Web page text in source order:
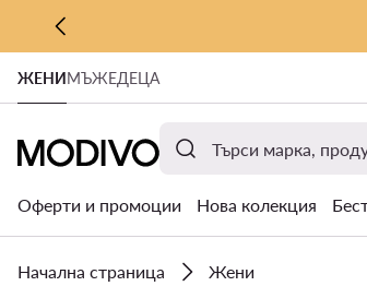
КЪМ ОСНОВНОТО СЪДЪРЖАНИЕ
КЪМ ТЪРСЕНЕ
ЖЕНИМЪЖЕДЕЦА
Оферти и промоции Нова колекция
Начална страница Жени